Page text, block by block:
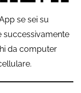
se sei su
successivamente
da computer